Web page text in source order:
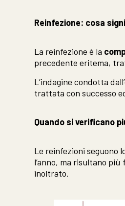
Reinfezione: cosa
La reinfezione è la
precedente eritema,
L’indagine condotta
trattata con successo
Quando si verificano
Le reinfezioni seguono
l’anno, ma risultano
inoltrato.